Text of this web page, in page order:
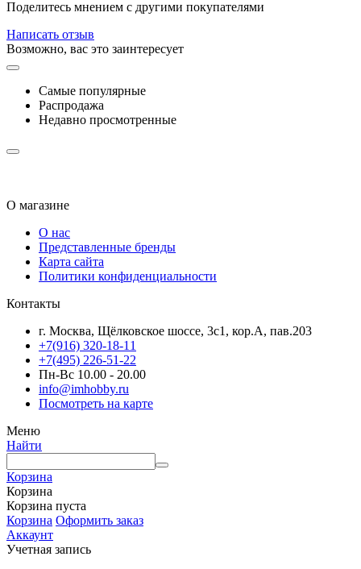
Поделитесь мнением с другими покупателями
Написать отзыв
Возможно, вас это заинтересует
Самые популярные
Распродажа
Недавно просмотренные
О магазине
О нас
Представленные бренды
Карта сайта
Политики конфиденциальности
Контакты
г. Москва, Щёлковское шоссе, 3с1, кор.А, пав.203
+7(916) 320-18-11
+7(495) 226-51-22
Пн-Вс 10.00 - 20.00
info@imhobby.ru
Посмотреть на карте
Меню
Найти
Корзина
Корзина
Корзина пуста
Корзина Оформить заказ
Аккаунт
Учетная запись